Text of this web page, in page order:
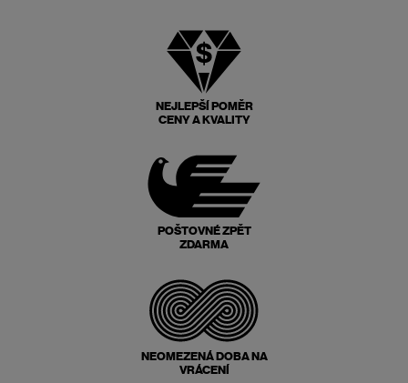
NEJLEPŠÍ POMĚR
CENY A KVALITY
POŠTOVNÉ ZPĚT
ZDARMA
NEOMEZENÁ DOBA NA
VRÁCENÍ